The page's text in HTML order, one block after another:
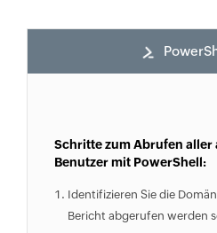
Schritte zum Abrufen aller
Benutzer mit PowerShell:
Identifizieren Sie die
Bericht abgerufen werden